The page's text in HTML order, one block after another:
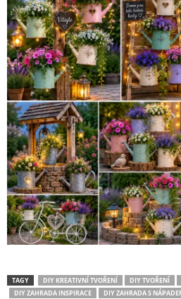
TAGY DIY KREATIVNÍ TVOŘENÍ DIY TVOŘENÍ
DIY ZAHRADA INSPIRACE
DIY ZAHRADA S